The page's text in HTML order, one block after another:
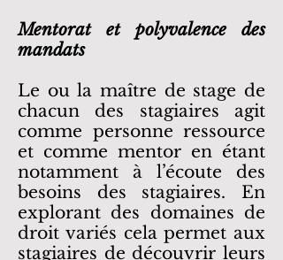
Mentorat et polyvalence des
mandats
Le ou la maître de stage de
chacun des stagiaires agit
comme personne ressource
et comme mentor en étant
notamment à l’écoute des
besoins des stagiaires. En
explorant des domaines de
droit variés cela permet aux
stagiaires de découvrir leurs